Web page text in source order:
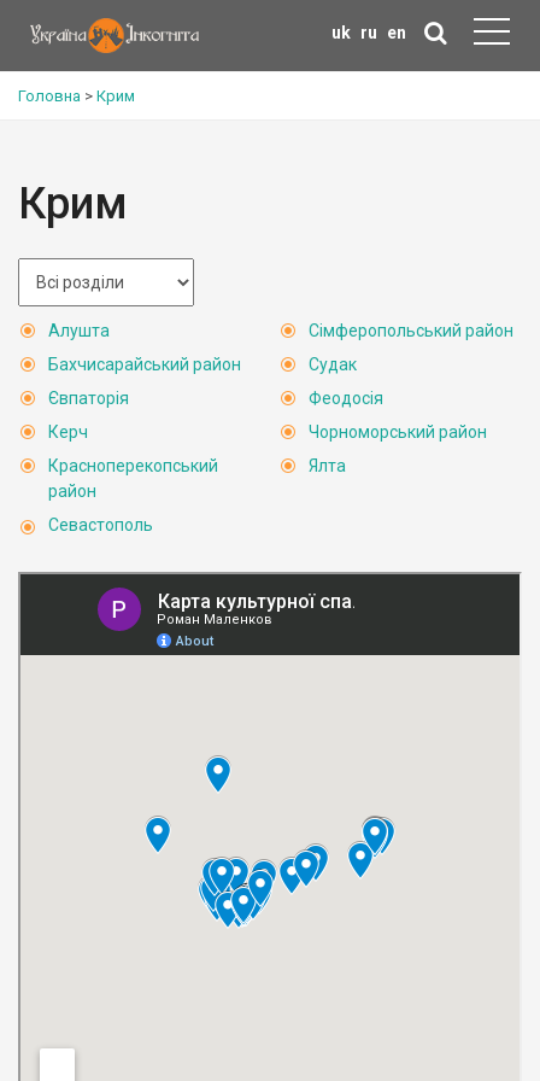
uk ru en
Головна > Крим
Крим
Алушта
Бахчисарайський район
Євпаторія
Керч
Красноперекопський
район
Севастополь
Сімферопольський район
Судак
Феодосія
Чорноморський район
Ялта